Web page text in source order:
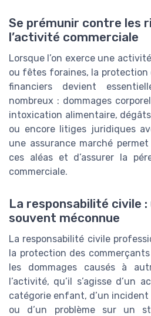
Se prémunir contre les
l’activité commerciale
Lorsque l’on exerce une
ou fêtes foraines, la protection
financiers devient
nombreux : dommages
intoxication alimentaire,
ou encore litiges juridiques
une assurance marché
ces aléas et d’assurer la
commerciale.
La responsabilité civile
souvent méconnue
La responsabilité civile
la protection des
les dommages causés à
l’activité, qu’il s’agisse d’un
catégorie enfant, d’un incident
ou d’un problème sur un